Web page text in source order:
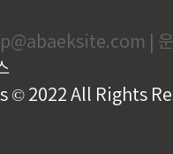
정의 힘'으로 만들었다. 아들러
면, 1907년 '기관 열등감과 정신적
출판하였으며, 1908년 '공격성
| 운
© 2022 All Rights